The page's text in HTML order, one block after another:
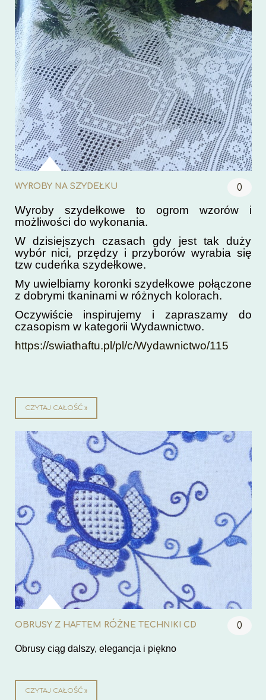
WYROBY NA SZYDEŁKU 0
Wyroby szydełkowe to ogrom wzorów i
możliwości do wykonania.
W dzisiejszych czasach gdy jest tak duży
wybór nici, przędzy i przyborów wyrabia się
tzw cudeńka szydełkowe.
My uwielbiamy koronki szydełkowe połączone
z dobrymi tkaninami w różnych kolorach.
Oczywiście inspirujemy i zapraszamy do
czasopism w kategorii Wydawnictwo.
https://swiathaftu.pl/pl/c/Wydawnictwo/115
CZYTAJ CAŁOŚĆ »
OBRUSY Z HAFTEM RÓŻNE TECHNIKI CD 0
Obrusy ciąg dalszy, elegancja i piękno
CZYTAJ CAŁOŚĆ »